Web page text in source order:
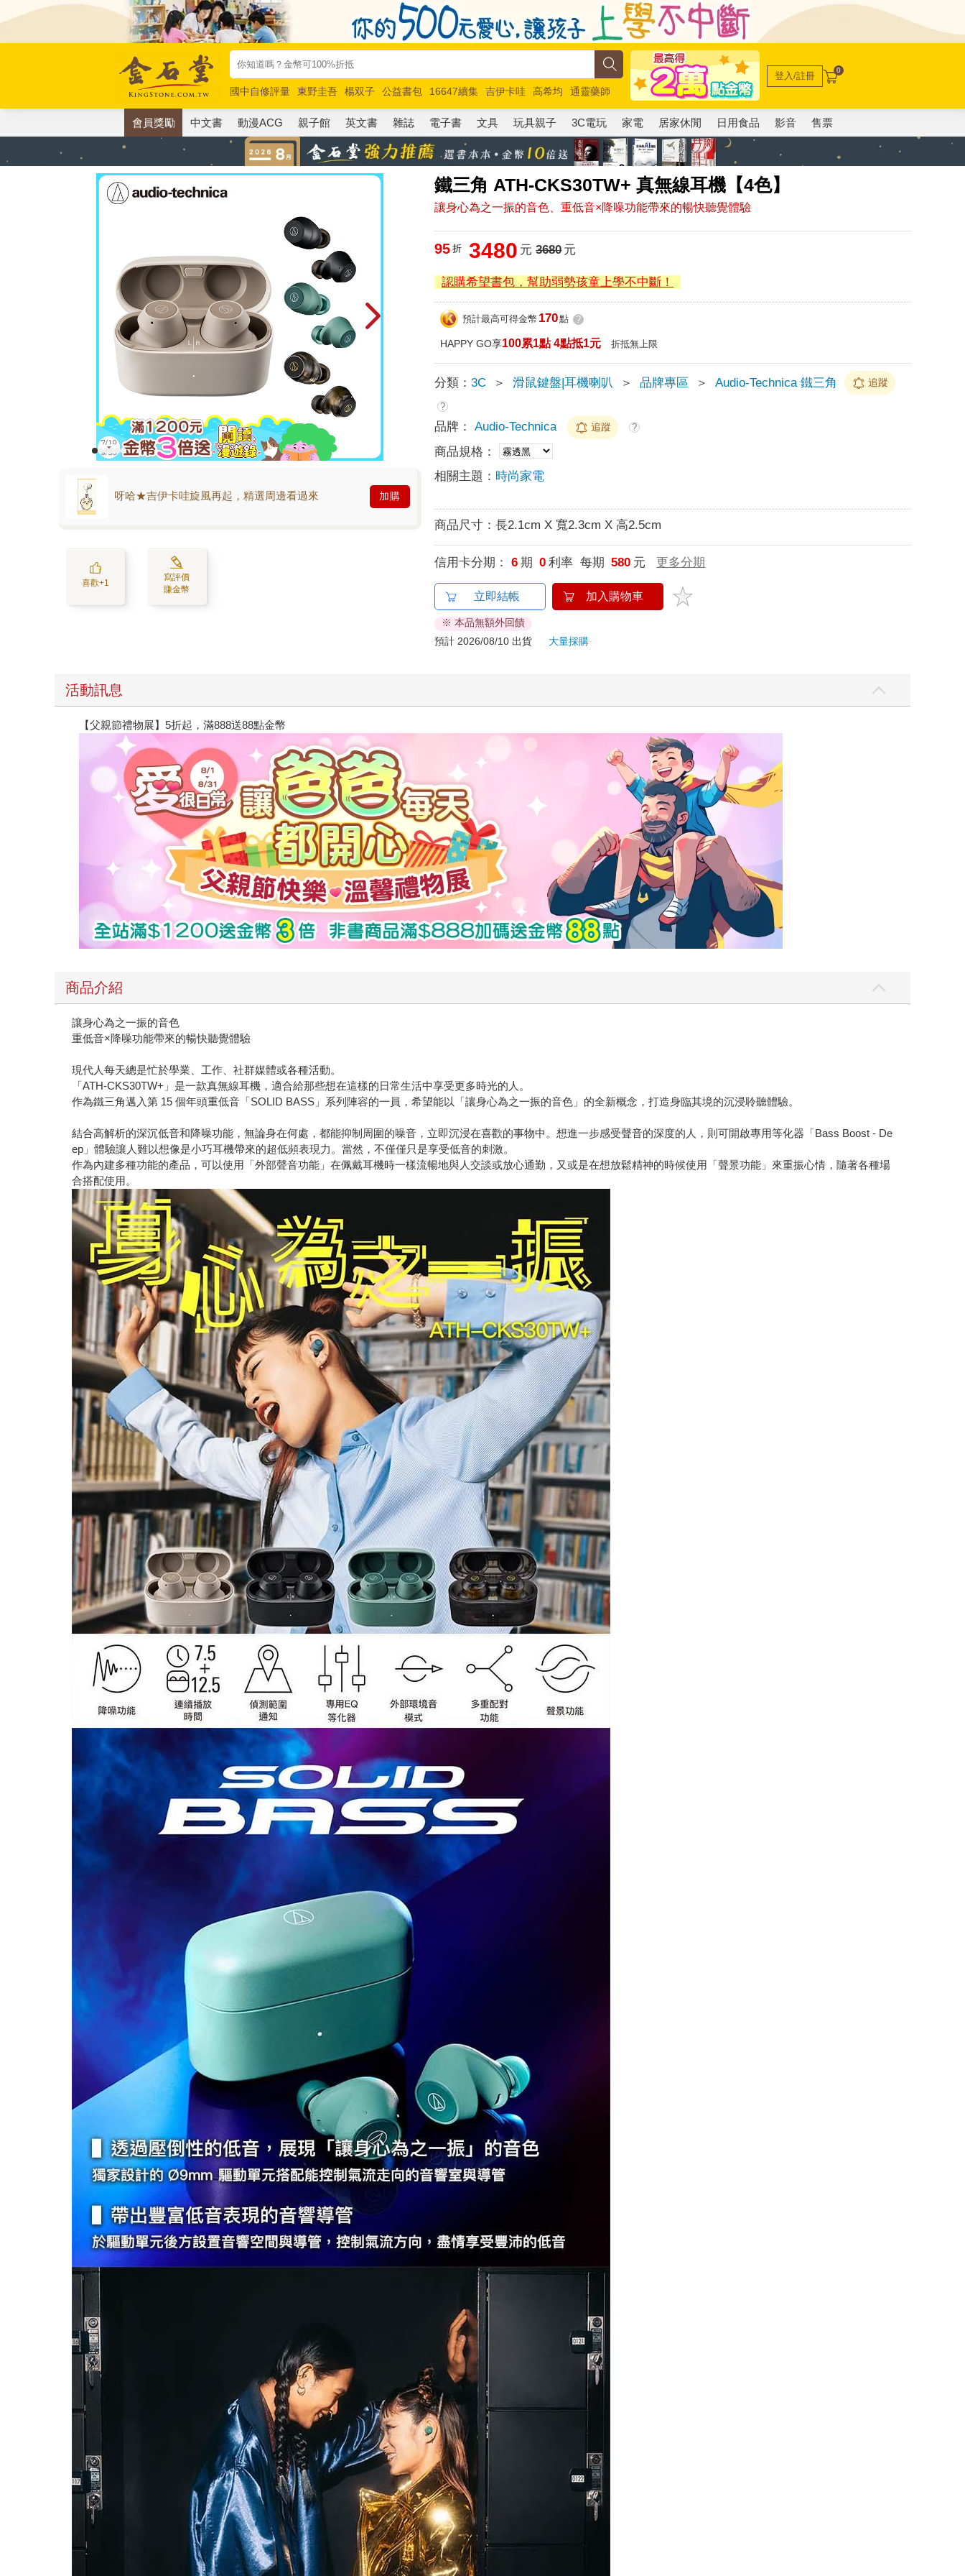
國中自修評量 東野圭吾 楊双子 公益書包 16647續集 吉伊卡哇 高希均
通靈藥師
唯紅花綻放
奧德賽 路邊攤新作 馬斯克 玩具總動員5 超慢跑
登入/註冊 0
會員獎勵 中文書 動漫ACG 親子館 英文書 雜誌 電子書 文具 玩具親子 3C電玩 家電 居家休閒 日用食品 影音 售票
鐵三角 ATH-CKS30TW+ 真無線耳機【4色】
讓⾝⼼為之⼀振的⾳⾊、重低⾳×降噪功能帶來的暢快聽覺體驗
呀哈★吉伊卡哇旋風再起，精選周邊看過來 加購
喜歡+1
寫評價
賺金幣
95 折 3480 元 3680元
認購希望書包，幫助弱勢孩童上學不中斷！
預計最高可得金幣 170點 ?
HAPPY GO享100累1點 4點抵1元 折抵無上限
分類：3C ＞ 滑鼠鍵盤|耳機喇叭 ＞ 品牌專區 ＞ Audio-Technica 鐵三角 追蹤
?
品牌： Audio-Technica 追蹤 ?
商品規格：
相關主題： 時尚家電
商品尺寸：長2.1cm X 寬2.3cm X 高2.5cm
信用卡分期： 6 期 0 利率 每期 580 元 更多分期
立即結帳 加入購物車
※ 本品無額外回饋
預計 2026/08/10 出貨
大量採購
活動訊息
【父親節禮物展】5折起，滿888送88點金幣
商品介紹
讓⾝⼼為之⼀振的⾳⾊
重低⾳×降噪功能帶來的暢快聽覺體驗
現代⼈每天總是忙於學業、⼯作、社群媒體或各種活動。
「ATH-CKS30TW+」是⼀款真無線耳機，適合給那些想在這樣的⽇常⽣活中享受更多時光的⼈。
作為鐵三⾓邁入第 15 個年頭重低⾳「SOLID BASS」系列陣容的⼀員，希望能以「讓⾝⼼為之⼀振的⾳⾊」的全新概念，打造⾝臨其境的沉浸聆聽體驗。
結合⾼解析的深沉低⾳和降噪功能，無論⾝在何處，都能抑制周圍的噪⾳，立即沉浸在喜歡的事物中。想進⼀步感受聲⾳的深度的⼈，則可開啟專⽤等化器「Bass Boost - De
ep」體驗讓⼈難以想像是⼩巧耳機帶來的超低頻表現⼒。當然，不僅僅只是享受低⾳的刺激。
作為內建多種功能的產品，可以使⽤「外部聲⾳功能」在佩戴耳機時⼀樣流暢地與⼈交談或放⼼通勤，⼜或是在想放鬆精神的時候使⽤「聲景功能」來重振⼼情，隨著各種場
合搭配使⽤。